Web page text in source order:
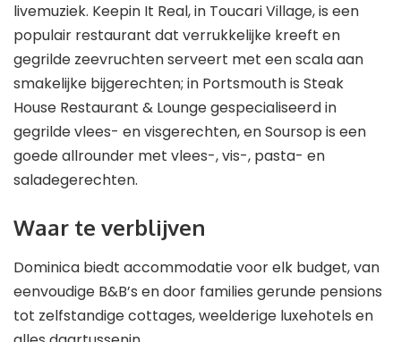
livemuziek. Keepin It Real, in Toucari Village, is een
populair restaurant dat verrukkelijke kreeft en
gegrilde zeevruchten serveert met een scala aan
smakelijke bijgerechten; in Portsmouth is Steak
House Restaurant & Lounge gespecialiseerd in
gegrilde vlees- en visgerechten, en Soursop is een
goede allrounder met vlees-, vis-, pasta- en
saladegerechten.
Waar te verblijven
Dominica biedt accommodatie voor elk budget, van
eenvoudige B&B’s en door families gerunde pensions
tot zelfstandige cottages, weelderige luxehotels en